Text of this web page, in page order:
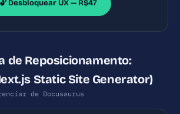
🔓 Desbloquear UX — R$47
de Reposicionamento:
Static Site Generator)
de Docusaurus